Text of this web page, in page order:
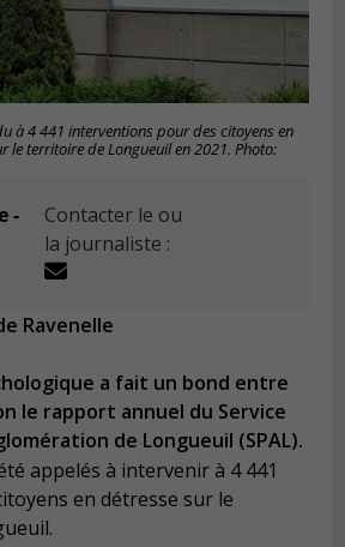
à 4 441 interventions pour des citoyens en
le territoire de Longueuil en 2021. Photo:
-
Contacter le ou
la journaliste :
Ravenelle
a fait un bond entre
le rapport annuel du Service
de Longueuil (SPAL).
appelés à intervenir à 4 441
en détresse sur le